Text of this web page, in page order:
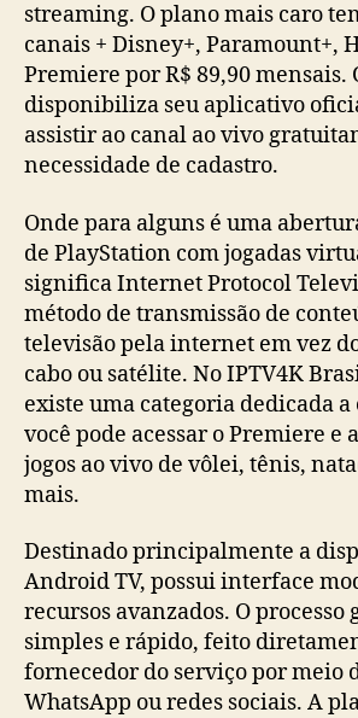
streaming. O plano mais caro
canais + Disney+, Paramount+,
Premiere por R$ 89,90 mensais.
disponibiliza seu aplicativo
assistir ao canal ao vivo
necessidade de cadastro.
Onde para alguns é uma
de PlayStation com jogadas
significa Internet Protocol
método de transmissão de
televisão pela internet em vez
cabo ou satélite. No IPTV4K
existe uma categoria dedicada a
você pode acessar o Premiere e
jogos ao vivo de vôlei, tênis,
mais.
Destinado principalmente a
Android TV, possui interface
recursos avanzados. O processo
simples e rápido, feito
fornecedor do serviço por meio
WhatsApp ou redes sociais. A